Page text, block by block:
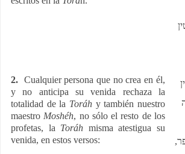
2. Cualquier persona que no crea en él,
y no anticipa su venida rechaza la
totalidad de la Toráh y también nuestro
maestro Moshéh, no sólo el resto de los
profetas, la Toráh misma atestigua su
venida, en estos versos: